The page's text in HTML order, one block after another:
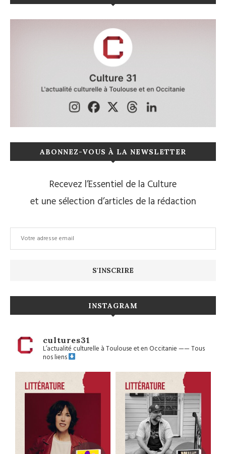
ABONNEZ-VOUS À LA NEWSLETTER
Recevez l’Essentiel de la Culture
et une sélection d’articles de la rédaction
INSTAGRAM
cultures31
L’actualité culturelle à Toulouse et en Occitanie——Tous
nos liens